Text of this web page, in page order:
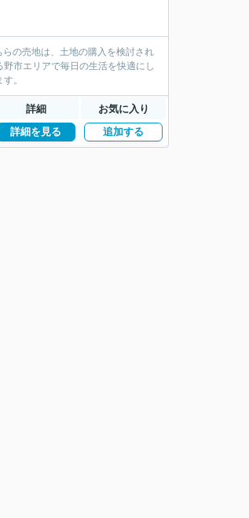
の売地は、土地の購入を検討され
市エリアで毎日の生活を快適にし
。
詳細 お気に入り
詳細を見る 追加する